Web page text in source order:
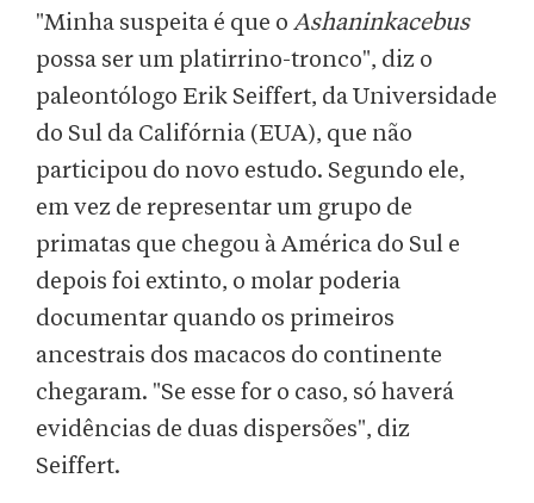
"Minha suspeita é que o Ashaninkacebus
possa ser um platirrino-tronco", diz o
paleontólogo Erik Seiffert, da Universidade
do Sul da Califórnia (EUA), que não
participou do novo estudo. Segundo ele,
em vez de representar um grupo de
primatas que chegou à América do Sul e
depois foi extinto, o molar poderia
documentar quando os primeiros
ancestrais dos macacos do continente
chegaram. "Se esse for o caso, só haverá
evidências de duas dispersões", diz
Seiffert.